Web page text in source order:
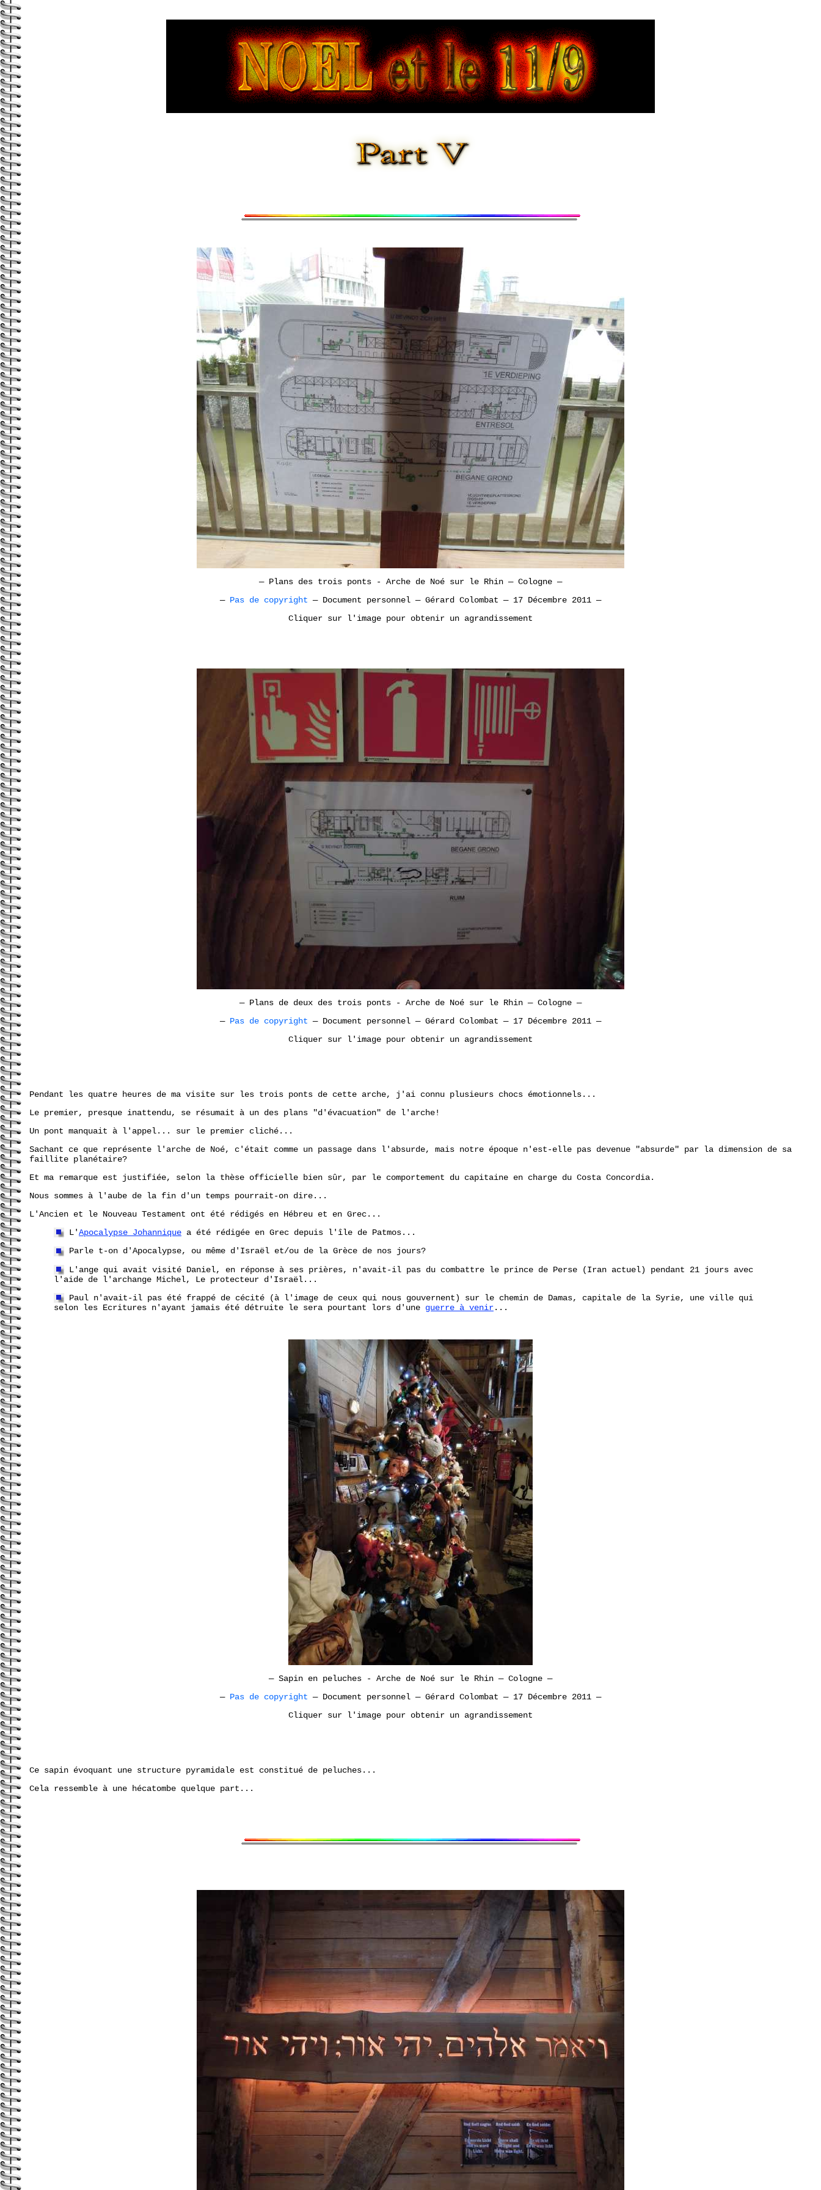
—Plans des trois ponts - Arche de Noé sur le Rhin —Cologne —
— Pas de copyright —Document personnel —Gérard Colombat —17 Décembre 2011 —
Cliquer sur l'image pour obtenir un agrandissement
—Plans de deux des trois ponts - Arche de Noé sur le Rhin —Cologne —
— Pas de copyright —Document personnel —Gérard Colombat —17 Décembre 2011 —
Cliquer sur l'image pour obtenir un agrandissement
Pendant les quatre heures de ma visite sur les trois ponts de cette arche, j'ai connu plusieurs chocs émotionnels...
Le premier, presque inattendu, se résumait à un des plans "d'évacuation" de l'arche!
Un pont manquait à l'appel... sur le premier cliché...
Sachant ce que représente l'arche de Noé, c'était comme un passage dans l'absurde, mais notre époque n'est-elle pas devenue "absurde" par la dimension de sa
faillite planétaire?
Et ma remarque est justifiée, selon la thèse officielle bien sûr, par le comportement du capitaine en charge du Costa Concordia.
Nous sommes à l'aube de la fin d'un temps pourrait-on dire...
L'Ancien et le Nouveau Testament ont été rédigés en Hébreu et en Grec...
L'Apocalypse Johannique a été rédigée en Grec depuis l'île de Patmos...
Parle t-on d'Apocalypse, ou même d'Israël et/ou de la Grèce de nos jours?
L'ange qui avait visité Daniel, en réponse à ses prières, n'avait-il pas du combattre le prince de Perse (Iran actuel) pendant 21 jours avec
l'aide de l'archange Michel, Le protecteur d'Israël...
Paul n'avait-il pas été frappé de cécité (à l'image de ceux qui nous gouvernent) sur le chemin de Damas, capitale de la Syrie, une ville qui
selon les Ecritures n'ayant jamais été détruite le sera pourtant lors d'une guerre à venir...
—Sapin en peluches - Arche de Noé sur le Rhin —Cologne —
— Pas de copyright —Document personnel —Gérard Colombat —17 Décembre 2011 —
Cliquer sur l'image pour obtenir un agrandissement
Ce sapin évoquant une structure pyramidale est constitué de peluches...
Cela ressemble à une hécatombe quelque part...